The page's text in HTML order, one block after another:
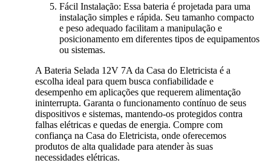
Fácil Instalação: Essa bateria é projetada para uma
instalação simples e rápida. Seu tamanho compacto
e peso adequado facilitam a manipulação e
posicionamento em diferentes tipos de equipamentos
ou sistemas.
A Bateria Selada 12V 7A da Casa do Eletricista é a
escolha ideal para quem busca confiabilidade e
desempenho em aplicações que requerem alimentação
ininterrupta. Garanta o funcionamento contínuo de seus
dispositivos e sistemas, mantendo-os protegidos contra
falhas elétricas e quedas de energia. Compre com
confiança na Casa do Eletricista, onde oferecemos
produtos de alta qualidade para atender às suas
necessidades elétricas.